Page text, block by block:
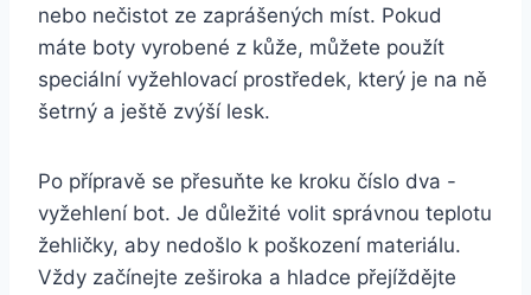
nebo nečistot⁢ ze ‌zaprášených míst. Pokud
máte⁤ boty vyrobené z kůže, můžete ⁣použít
speciální vyžehlovací prostředek, který je na ně
šetrný a⁢ ještě zvýší lesk.
Po přípravě se přesuňte ke kroku‌ číslo dva ⁣-
vyžehlení bot. Je ⁤důležité volit správnou teplotu
žehličky, aby nedošlo k poškození materiálu.
Vždy začínejte zeširoka a hladce přejíždějte